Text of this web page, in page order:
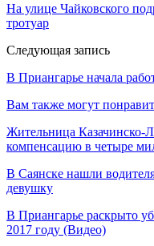
На улице Чайковского
тротуар
Следующая запись
В Приангарье начала
Вам также могут
Жительница Казачинско-
компенсацию в четыре
В Саянске нашли
девушку
В Приангарье раскрыто
2017 году (Видео)